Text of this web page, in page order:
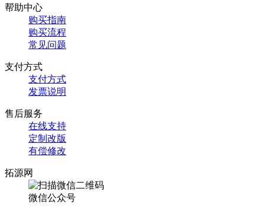
帮助中心
购买指南
购买流程
常见问题
支付方式
支付方式
发票说明
售后服务
在线支持
定制改版
有偿修改
拓源网
微信公众号